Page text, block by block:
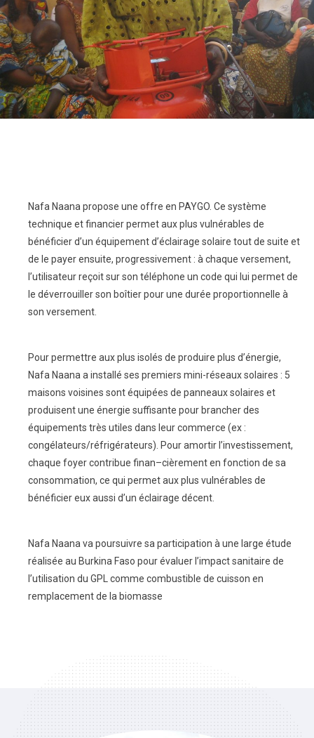
Nafa Naana propose une offre en PAYGO. Ce système
technique et financier permet auxplus vulnérables de
bénéficier d’un équipementd’éclairage solaire tout de suite et
de le payerensuite, progressivement : à chaque versement,
l’utilisateur reçoit sur son téléphone un code qui lui permet de
le déverrouiller son boîtier pourune durée proportionnelle à
son versement.
Pour permettre aux plus isolés de produire plus d’énergie,
Nafa Naana a installé ses premiers mini-réseaux solaires : 5
maisons voisines sontéquipées de panneaux solaires et
produisentune énergie suffisante pour brancher des
équipements très utiles dans leur commerce (ex :
congélateurs/réfrigérateurs). Pour amortir l’investissement,
chaque foyer contribue finan–cièrement en fonction de sa
consommation, ce qui permet aux plus vulnérables de
bénéficiereux aussi d’un éclairage décent.
Nafa Naana va poursuivre sa participation à une large étude
réalisée au Burkina Faso pour évaluer l’impactsanitaire de
l’utilisation du GPL comme combustible de cuisson en
remplacement de la biomasse